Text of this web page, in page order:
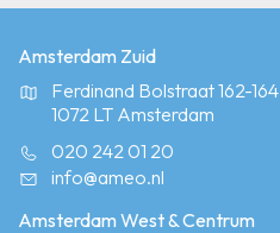
Amsterdam Zuid
Ferdinand Bolstraat 162-164
1072 LT Amsterdam
020 242 01 20
info@ameo.nl
Amsterdam West & Centrum